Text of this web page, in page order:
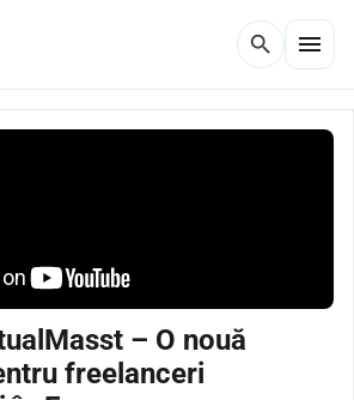
search menu
– O nouă
freelanceri